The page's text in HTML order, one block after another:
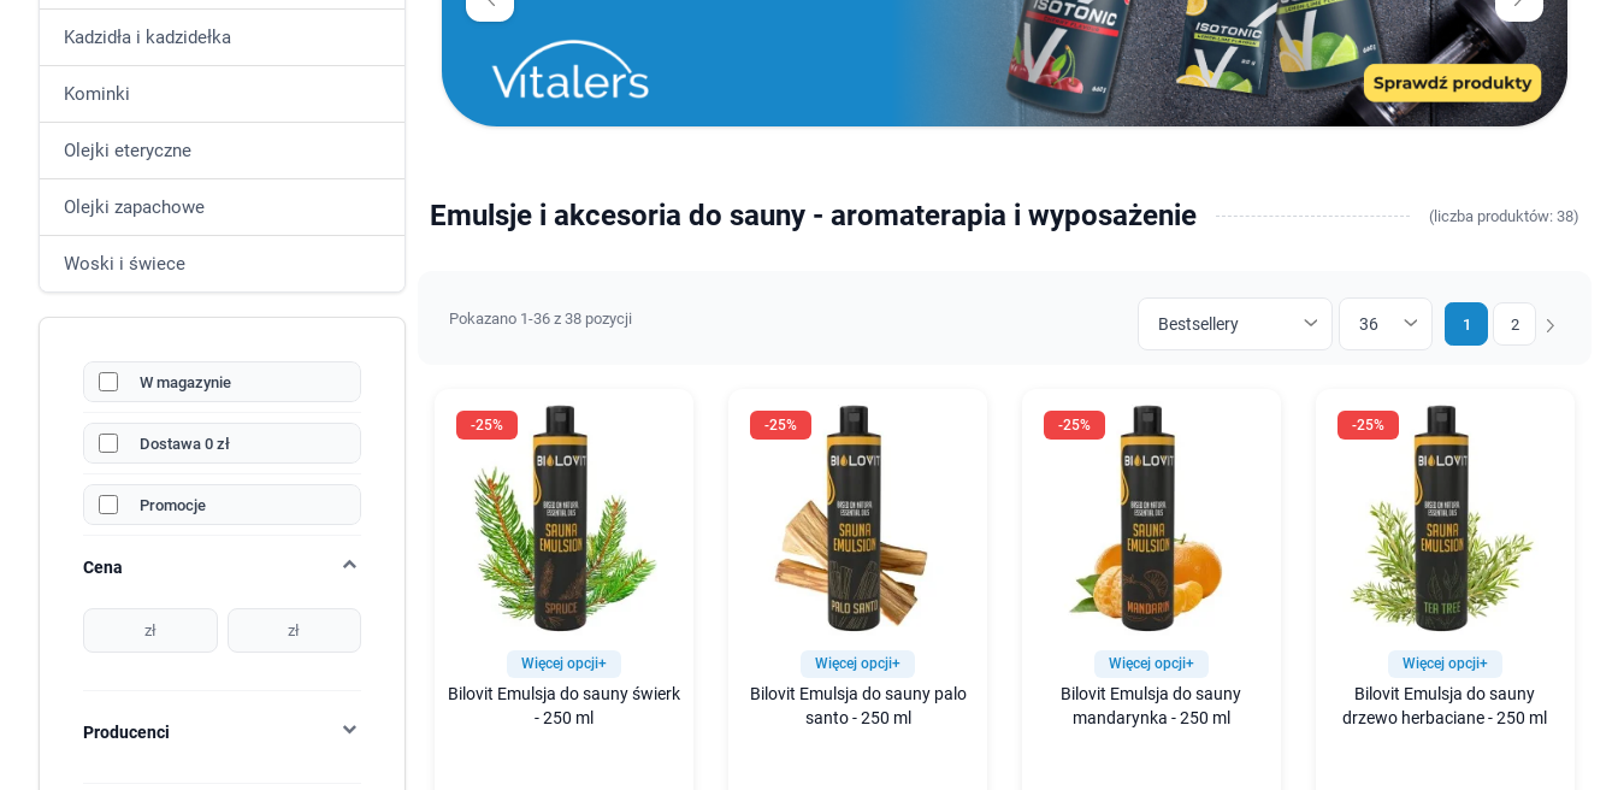
Kadzidła i kadzidełka
Kominki
Olejki eteryczne
Olejki zapachowe
Woski i świece
W magazynie
Dostawa 0 zł
Promocje
Cena
zł zł
Producenci
Emulsje i akcesoria do sauny - aromaterapia i wyposażenie ( liczba produktów: 38)
Pokazano 1-36 z 38 pozycji 1 2 Następny
-25%
Więcej opcji+
Bilovit Emulsja do sauny świerk
- 250 ml
-25%
Więcej opcji+
Bilovit Emulsja do sauny palo
santo - 250 ml
-25%
Więcej opcji+
Bilovit Emulsja do sauny
mandarynka - 250 ml
-25%
Więcej opcji+
Bilovit Emulsja do sauny
drzewo herbaciane - 250 ml